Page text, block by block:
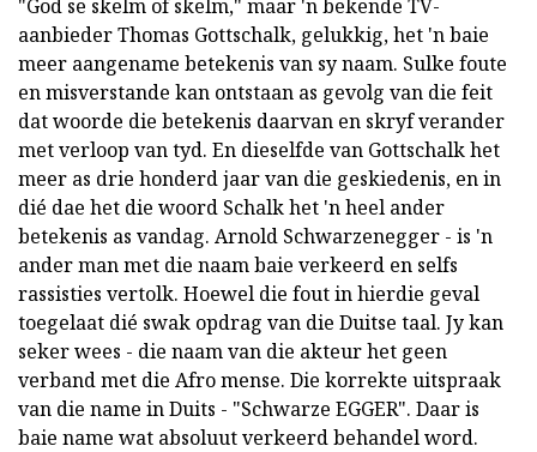
"God se skelm of skelm," maar 'n bekende TV-
aanbieder Thomas Gottschalk, gelukkig, het 'n baie
meer aangename betekenis van sy naam. Sulke foute
en misverstande kan ontstaan as gevolg van die feit
dat woorde die betekenis daarvan en skryf verander
met verloop van tyd. En dieselfde van Gottschalk het
meer as drie honderd jaar van die geskiedenis, en in
dié dae het die woord Schalk het 'n heel ander
betekenis as vandag. Arnold Schwarzenegger - is 'n
ander man met die naam baie verkeerd en selfs
rassisties vertolk. Hoewel die fout in hierdie geval
toegelaat dié swak opdrag van die Duitse taal. Jy kan
seker wees - die naam van die akteur het geen
verband met die Afro mense. Die korrekte uitspraak
van die name in Duits - "Schwarze EGGER". Daar is
baie name wat absoluut verkeerd behandel word.